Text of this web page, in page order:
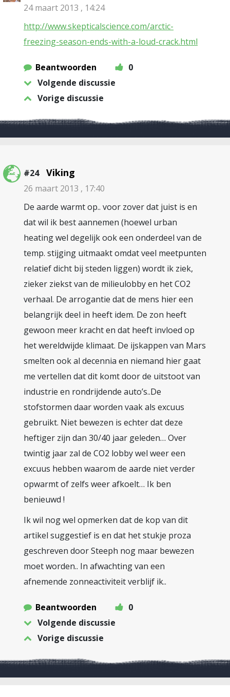
24 maart 2013 , 14:24
http://www.skepticalscience.com/arctic-
freezing-season-ends-with-a-loud-crack.html
Beantwoorden
0
Volgende discussie
Vorige discussie
#24 Viking
26 maart 2013 , 17:40
De aarde warmt op.. voor zover dat juist is en
dat wil ik best aannemen (hoewel urban
heating wel degelijk ook een onderdeel van de
temp. stijging uitmaakt omdat veel meetpunten
relatief dicht bij steden liggen) wordt ik ziek,
zieker ziekst van de milieulobby en het CO2
verhaal. De arrogantie dat de mens hier een
belangrijk deel in heeft idem. De zon heeft
gewoon meer kracht en dat heeft invloed op
het wereldwijde klimaat. De ijskappen van Mars
smelten ook al decennia en niemand hier gaat
me vertellen dat dit komt door de uitstoot van
industrie en rondrijdende auto’s..De
stofstormen daar worden vaak als excuus
gebruikt. Niet bewezen is echter dat deze
heftiger zijn dan 30/40 jaar geleden… Over
twintig jaar zal de CO2 lobby wel weer een
excuus hebben waarom de aarde niet verder
opwarmt of zelfs weer afkoelt… Ik ben
benieuwd !
Ik wil nog wel opmerken dat de kop van dit
artikel suggestief is en dat het stukje proza
geschreven door Steeph nog maar bewezen
moet worden.. In afwachting van een
afnemende zonneactiviteit verblijf ik..
Beantwoorden
0
Volgende discussie
Vorige discussie